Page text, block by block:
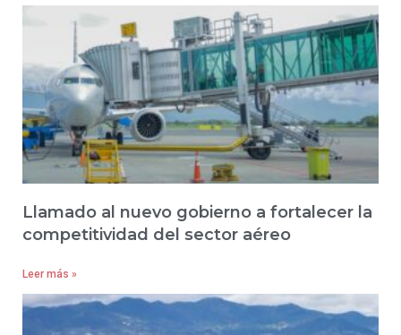
Llamado al nuevo gobierno a fortalecer la
competitividad del sector aéreo
Leer más »